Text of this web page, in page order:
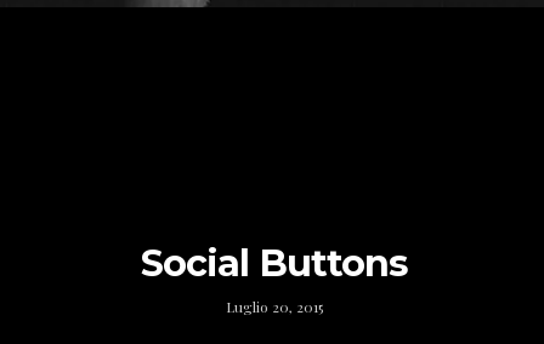
Social Buttons
Luglio 20, 2015